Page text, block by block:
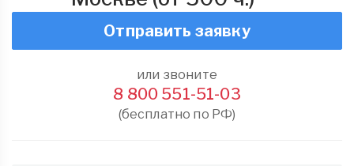
Отправить заявку
или звоните
8 800 551-51-03
(бесплатно по РФ)